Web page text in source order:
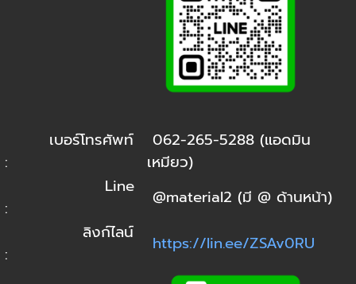
เบอร์โทรศัพท์
:
062-265-5288 (แอดมิน
เหมียว)
Line
:
@material2 (มี @ ด้านหน้า)
ลิงก์ไลน์
:
https://lin.ee/ZSAv0RU